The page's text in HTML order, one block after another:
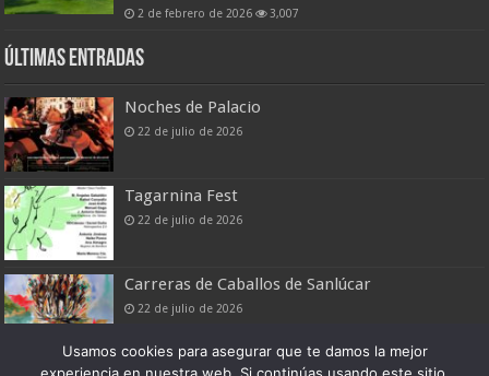
2 de febrero de 2026 3,007
Últimas entradas
Noches de Palacio
22 de julio de 2026
Tagarnina Fest
22 de julio de 2026
Carreras de Caballos de Sanlúcar
22 de julio de 2026
Usamos cookies para asegurar que te damos la mejor